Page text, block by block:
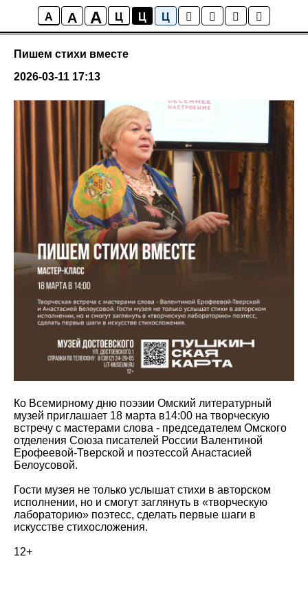
A A A Ц Ц Ц
События
Пишем стихи вместе
2026-03-11 17:13
Ко Всемирному дню поэзии Омский литературный
музей приглашает 18 марта в14:00 на творческую
встречу с мастерами слова - председателем Омского
отделения Союза писателей России Валентиной
Ерофеевой-Тверской и поэтессой Анастасией
Белоусовой.
Гости музея не только услышат стихи в авторском
исполнении, но и смогут заглянуть в «творческую
лабораторию» поэтесс, сделать первые шаги в
искусстве стихосложения.
12+